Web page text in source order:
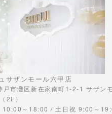
サザンモール六甲店
市灘区新在家南町1-2-1 サザン
2F）
10:00～18:00 / 土日祝 9:00～